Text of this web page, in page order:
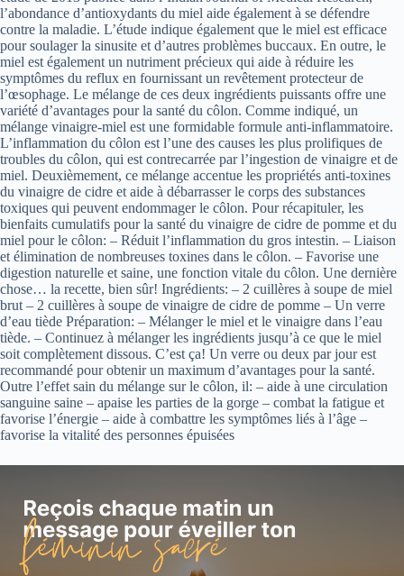
l’abondance d’antioxydants du miel aide également à se défendre
contre la maladie. L’étude indique également que le miel est efficace
pour soulager la sinusite et d’autres problèmes buccaux. En outre, le
miel est également un nutriment précieux qui aide à réduire les
symptômes du reflux en fournissant un revêtement protecteur de
l’œsophage. Le mélange de ces deux ingrédients puissants offre une
variété d’avantages pour la santé du côlon. Comme indiqué, un
mélange vinaigre-miel est une formidable formule anti-inflammatoire.
L’inflammation du côlon est l’une des causes les plus prolifiques de
troubles du côlon, qui est contrecarrée par l’ingestion de vinaigre et de
miel. Deuxièmement, ce mélange accentue les propriétés anti-toxines
du vinaigre de cidre et aide à débarrasser le corps des substances
toxiques qui peuvent endommager le côlon. Pour récapituler, les
bienfaits cumulatifs pour la santé du vinaigre de cidre de pomme et du
miel pour le côlon: – Réduit l’inflammation du gros intestin. – Liaison
et élimination de nombreuses toxines dans le côlon. – Favorise une
digestion naturelle et saine, une fonction vitale du côlon. Une dernière
chose… la recette, bien sûr! Ingrédients: – 2 cuillères à soupe de miel
brut – 2 cuillères à soupe de vinaigre de cidre de pomme – Un verre
d’eau tiède Préparation: – Mélanger le miel et le vinaigre dans l’eau
tiède. – Continuez à mélanger les ingrédients jusqu’à ce que le miel
soit complètement dissous. C’est ça! Un verre ou deux par jour est
recommandé pour obtenir un maximum d’avantages pour la santé.
Outre l’effet sain du mélange sur le côlon, il: – aide à une circulation
sanguine saine – apaise les parties de la gorge – combat la fatigue et
favorise l’énergie – aide à combattre les symptômes liés à l’âge –
favorise la vitalité des personnes épuisées